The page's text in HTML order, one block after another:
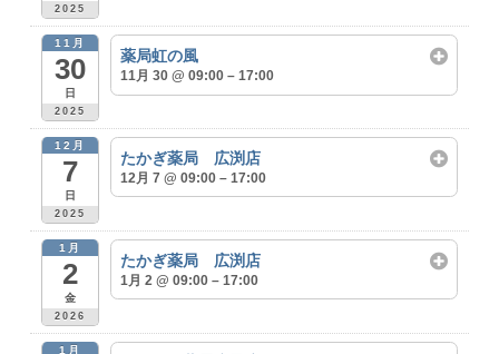
2025
11月
30
日
2025
薬局虹の風
11月 30 @ 09:00 – 17:00
12月
7
日
2025
たかぎ薬局 広渕店
12月 7 @ 09:00 – 17:00
1月
2
金
2026
たかぎ薬局 広渕店
1月 2 @ 09:00 – 17:00
1月